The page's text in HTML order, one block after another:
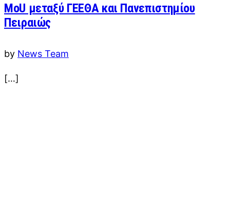
MoU μεταξύ ΓΕΕΘΑ και Πανεπιστημίου
Πειραιώς
by News Team
[…]